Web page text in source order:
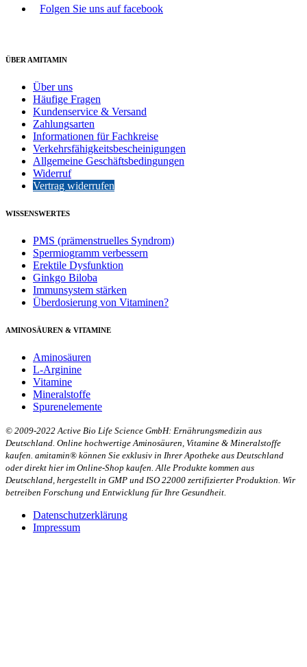
Folgen Sie uns auf facebook
ÜBER AMITAMIN
Über uns
Häufige Fragen
Kundenservice & Versand
Zahlungsarten
Informationen für Fachkreise
Verkehrsfähigkeitsbescheinigungen
Allgemeine Geschäftsbedingungen
Widerruf
Vertrag widerrufen
WISSENSWERTES
PMS (prämenstruelles Syndrom)
Spermiogramm verbessern
Erektile Dysfunktion
Ginkgo Biloba
Immunsystem stärken
Überdosierung von Vitaminen?
AMINOSÄUREN & VITAMINE
Aminosäuren
L-Arginine
Vitamine
Mineralstoffe
Spurenelemente
© 2009-2022 Active Bio Life Science GmbH: Ernährungsmedizin aus
Deutschland. Online hochwertige Aminosäuren, Vitamine & Mineralstoffe
kaufen. amitamin® können Sie exklusiv in Ihrer Apotheke aus Deutschland
oder direkt hier im Online-Shop kaufen. Alle Produkte kommen aus
Deutschland, hergestellt in GMP und ISO 22000 zertifizierter Produktion. Wir
betreiben Forschung und Entwicklung für Ihre Gesundheit.
Datenschutzerklärung
Impressum